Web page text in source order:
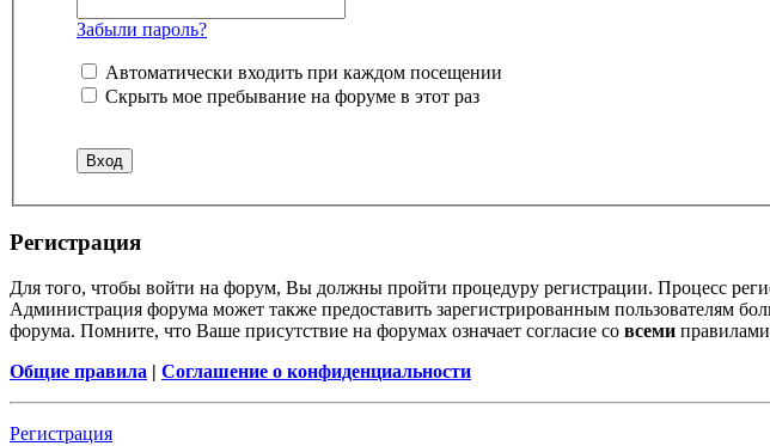
Забыли пароль?
Автоматически входить при каждом посещении
Скрыть мое пребывание на форуме в этот раз
Регистрация
Для того, чтобы войти на форум, Вы должны пройти процедуру регистрации. Процесс
Администрация форума может также предоставить зарегистрированным пользователям
форума. Помните, что Ваше присутствие на форумах означает согласие со всеми
Общие правила | Соглашение о конфиденциальности
Регистрация